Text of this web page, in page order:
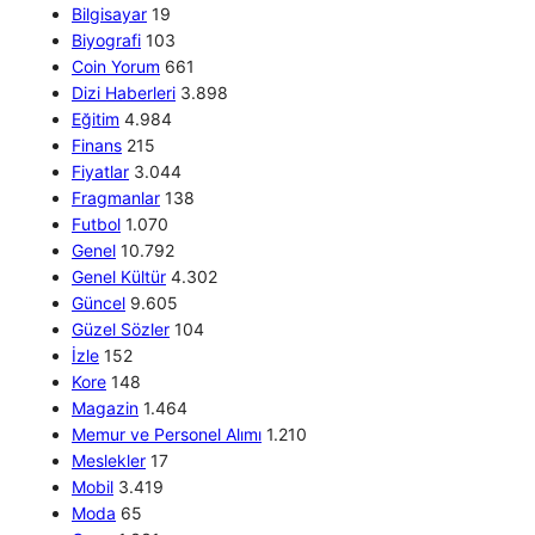
Bilgisayar 19
Biyografi 103
Coin Yorum 661
Dizi Haberleri 3.898
Eğitim 4.984
Finans 215
Fiyatlar 3.044
Fragmanlar 138
Futbol 1.070
Genel 10.792
Genel Kültür 4.302
Güncel 9.605
Güzel Sözler 104
İzle 152
Kore 148
Magazin 1.464
Memur ve Personel Alımı 1.210
Meslekler 17
Mobil 3.419
Moda 65